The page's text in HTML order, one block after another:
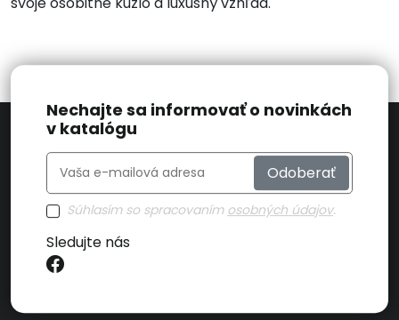
Nechajte sa informovať o novinkách
v katalógu
Odoberať
Súhlasím so spracovaním osobných údajov.
Sledujte nás